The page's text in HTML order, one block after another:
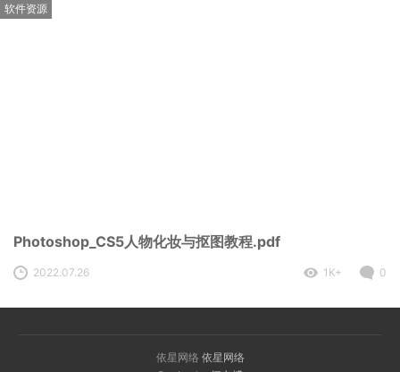
软件资源
Photoshop_CS5人物化妆与抠图教程.pdf
2022.07.26 1K+ 0
依星网络 依星网络